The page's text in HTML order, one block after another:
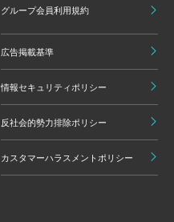
グループ会員利用規約
広告掲載基準
情報セキュリティポリシー
反社会的勢力排除ポリシー
カスタマーハラスメントポリシー